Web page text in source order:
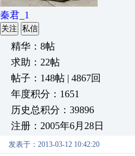
秦君_1
关注 私信
精华：8帖
求助：22帖
帖子：148帖 | 4867回
年度积分：1651
历史总积分：39896
注册：2005年6月28日
发表于：2013-03-12 10:42:20